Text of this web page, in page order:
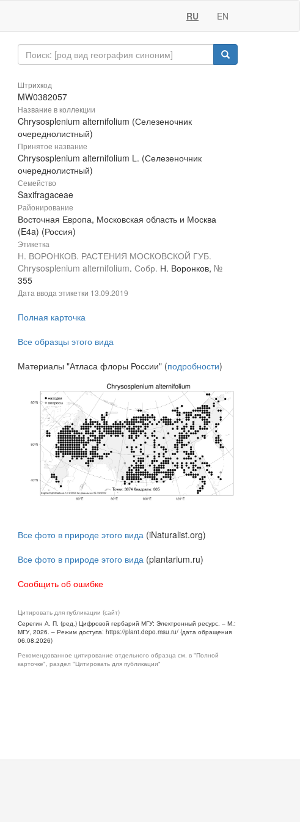
RU EN
Штрихкод
MW0382057
Название в коллекции
Chrysosplenium alternifolium (Селезеночник
очереднолистный)
Принятое название
Chrysosplenium alternifolium L. (Селезеночник
очереднолистный)
Семейство
Saxifragaceae
Районирование
Восточная Европа, Московская область и Москва
(E4a) (Россия)
Этикетка
Н. ВОРОНКОВ. РАСТЕНИЯ МОСКОВСКОЙ ГУБ.
Chrysosplenium alternifolium. Собр. Н. Воронков, №
355
Дата ввода этикетки 13.09.2019
Полная карточка
Все образцы этого вида
Материалы "Атласа флоры России" (подробности)
Все фото в природе этого вида (iNaturalist.org)
Все фото в природе этого вида (plantarium.ru)
Сообщить об ошибке
Цитировать для публикации (сайт)
Серегин А. П. (ред.) Цифровой гербарий МГУ: Электронный ресурс. – М.:
МГУ, 2026. – Режим доступа: https://plant.depo.msu.ru/ (дата обращения
06.08.2026)
Рекомендованное цитирование отдельного образца см. в "Полной
карточке", раздел "Цитировать для публикации"